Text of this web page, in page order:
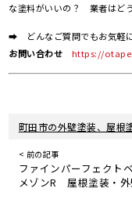
な塗料がいいの？ 業者はど
➡ どんなご質問でもお気軽に
お問い合わせ
https://
町田市の外壁塗装、屋根
< 前の記事
ファインパーフェクト
メゾンR 屋根塗装・外